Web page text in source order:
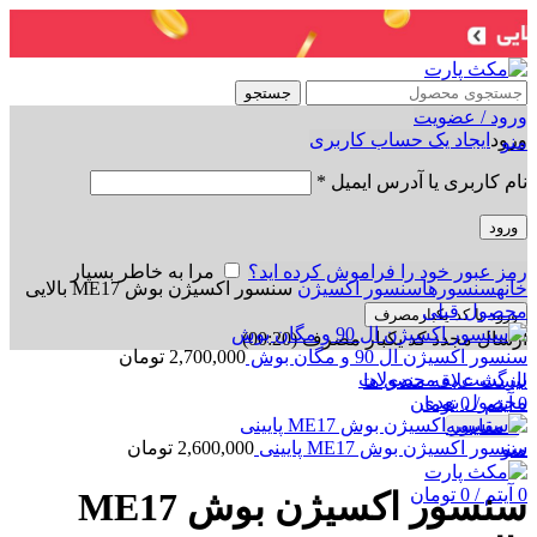
جستجو
ورود / عضویت
ورود ایجاد یک حساب کاربری
نام کاربری یا آدرس ایمیل *
ورود
رمز عبور خود را فراموش کرده اید؟ مرا به خاطر بسپار
ورود با کد یکبارمصرف
ارسال مجدد کد یکبار مصرف(00:
20
)
لیست علاقه مندی ها
0 آیتم /
0 تومان
0 مقایسه
منو
0 آیتم /
0 تومان
منو
برای بزرگنمایی کلیک کنید
خانهسنسورهاسنسور اکسیژن سنسور اکسیژن بوش ME17 بالایی
محصول قبلی
سنسور اکسیژن ال 90 و مگان بوش 2,700,000 تومان
بازگشت به محصولات
محصول بعدی
سنسور اکسیژن بوش ME17 پایینی 2,600,000 تومان
سنسور اکسیژن بوش ME17